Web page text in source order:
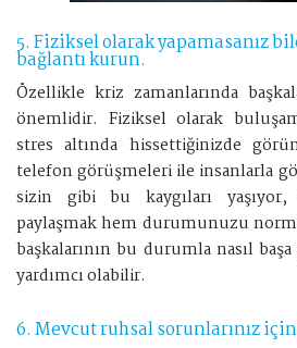
5. Fiziksel olarak yapamasanız
bağlantı kurun.
Özellikle kriz zamanlarında
önemlidir. Fiziksel olarak
stres altında hissettiğinizde
telefon görüşmeleri ile insanlarla
sizin gibi bu kaygıları
paylaşmak hem durumunuzu
başkalarının bu durumla nasıl
yardımcı olabilir.
6. Mevcut ruhsal sorunlarınız